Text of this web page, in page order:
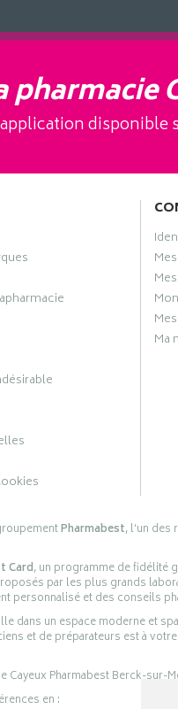
pharmacie
disponible
Ma
Pharmabest, l’un
Card, un programme de fidélité
par les plus grands
personnalisé et des conseils
dans un espace moderne et
et de préparateurs est à
Pharmabest Berck-sur-
en :